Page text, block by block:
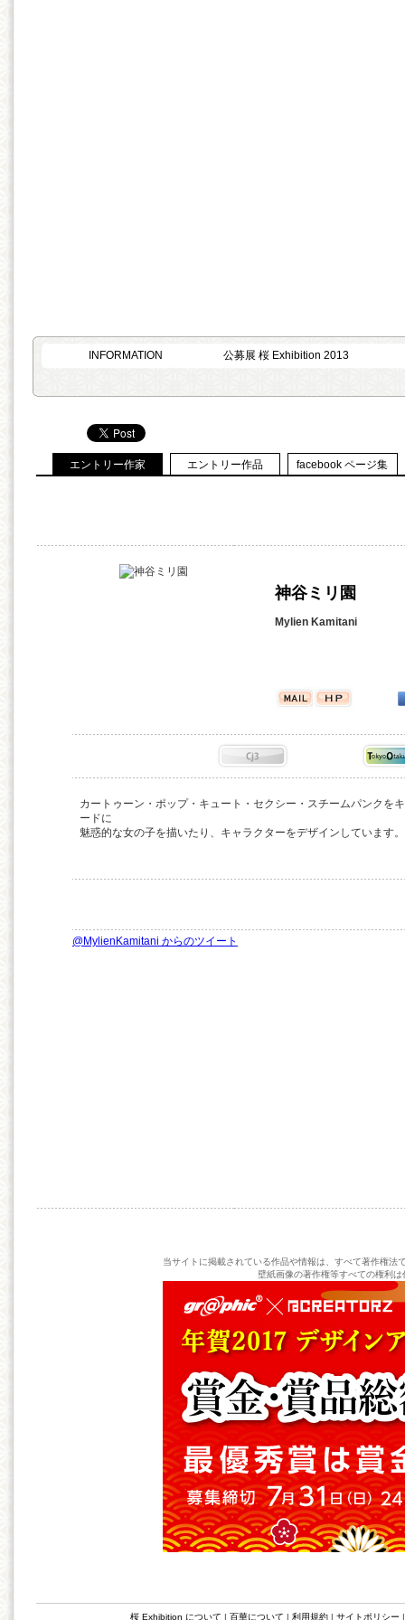
INFORMATION 公募展 桜 Exhibition 2013
エントリー作家 エントリー作品 facebook ページ集
神谷ミリ園
Mylien Kamitani
カートゥーン・ポップ・キュート・セクシー・スチームパンクを
ードに
魅惑的な女の子を描いたり、キャラクターをデザインしています。
@MylienKamitani からのツイート
当サイトに掲載されている作品や情報は、すべて著作権
壁紙画像の著作権等すべての権利
桜 Exhibition について | 百華について | 利用規約 | サイトポリシー